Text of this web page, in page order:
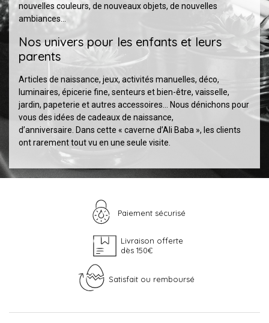
nouvelles couleurs, de nouveaux objets, de nouvelles
ambiances…
Nos univers pour les enfants et leurs
parents
Articles de naissance, jeux, activités manuelles, déco,
luminaires, épicerie fine, senteurs et bien-être, vaisselle,
jardin, papeterie et autres accessoires... Nous dénichons pour
vous des idées de cadeaux de naissance,
d’anniversaire. Dans cette « caverne d’Ali Baba », les clients
ont rarement tout vu en une seule visite.
Paiement sécurisé
Livraison offerte
dès 150€
Satisfait ou remboursé